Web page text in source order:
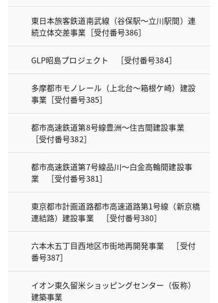
東日本旅客鉄道南武線（谷保駅～立川駅間）連
続立体交差事業［受付番号386］
GLP昭島プロジェクト ［受付番号384］
多摩都市モノレール（上北台～箱根ケ崎）建設
事業［受付番号385］
都市高速鉄道第8号線豊洲～住吉間建設事業
［受付番号382］
都市高速鉄道第7号線品川～白金高輪間建設事
業 ［受付番号381］
東京都市計画道路都市高速道路第1号線（新京橋
連結路）建設事業 ［受付番号380］
六本木五丁目西地区市街地再開発事業 ［受付
番号387］
イオン東久留米ショッピングセンター（仮称）
建築事業